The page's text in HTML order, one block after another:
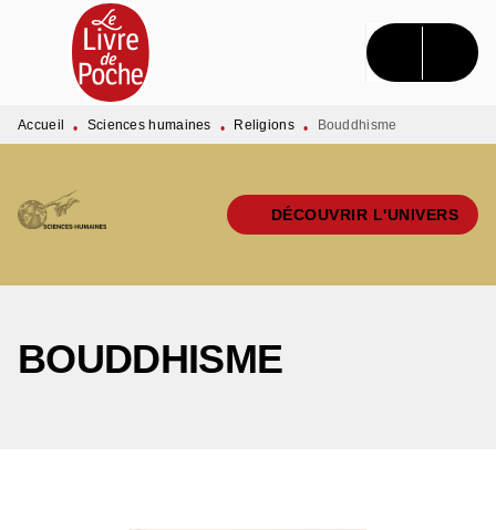
MENU RECHERCHE CONTENU
PIED DE PAGE
Accueil • Sciences humaines • Religions • Bouddhisme
DÉCOUVRIR L'UNIVERS
BOUDDHISME